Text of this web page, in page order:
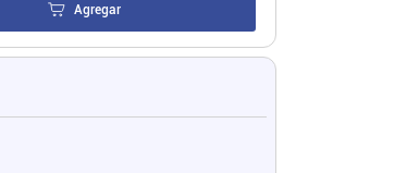
Agregar